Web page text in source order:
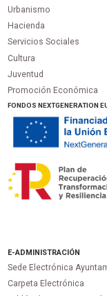
Urbanismo
Hacienda
Servicios Sociales
Cultura
Juventud
Promoción Económica
FONDOS NEXTGENERATION
E-ADMINISTRACIÓN
Sede Electrónica
Carpeta Electrónica